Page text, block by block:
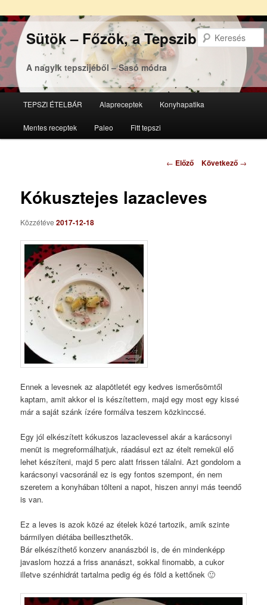
Sütök – Főzök, a Tepsziből
A nagyik tepszijéből – Sasó módra
Tovább
az
Tovább
a
TEPSZI ÉTELBÁR Alapreceptek Konyhapatika
Mentes receptek Paleo Fitt tepszi
Bejegyzés
← Előző Következő →
Kókusztejes lazacleves
Közzétéve2017-12-18
Ennek a levesnek az alapötletét egy kedves ismerősömtől
kaptam, amit akkor el is készítettem, majd egy most egy kissé
már a saját szánk ízére formálva teszem közkinccsé.
Egy jól elkészített kókuszos lazaclevessel akár a karácsonyi
menüt is megreformálhatjuk, ráadásul ezt az ételt remekül elő
lehet készíteni, majd 5 perc alatt frissen tálalni. Azt gondolom a
karácsonyi vacsoránál ez is egy fontos szempont, én nem
szeretem a konyhában tölteni a napot, hiszen annyi más teendő
is van.
Ez a leves is azok közé az ételek közé tartozik, amik szinte
bármilyen diétába beilleszthetők.
Bár elkészíthető konzerv ananászból is, de én mindenképp
javaslom hozzá a friss ananászt, sokkal finomabb, a cukor
illetve szénhidrát tartalma pedig ég és föld a kettőnek 🙂